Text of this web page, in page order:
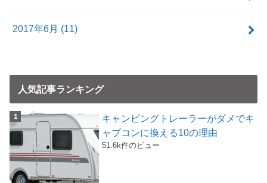
2017年6月 (11)
人気記事ランキング
キャンピングトレーラーがダメでキ
ャブコンに換える10の理由
51.6k件のビュー